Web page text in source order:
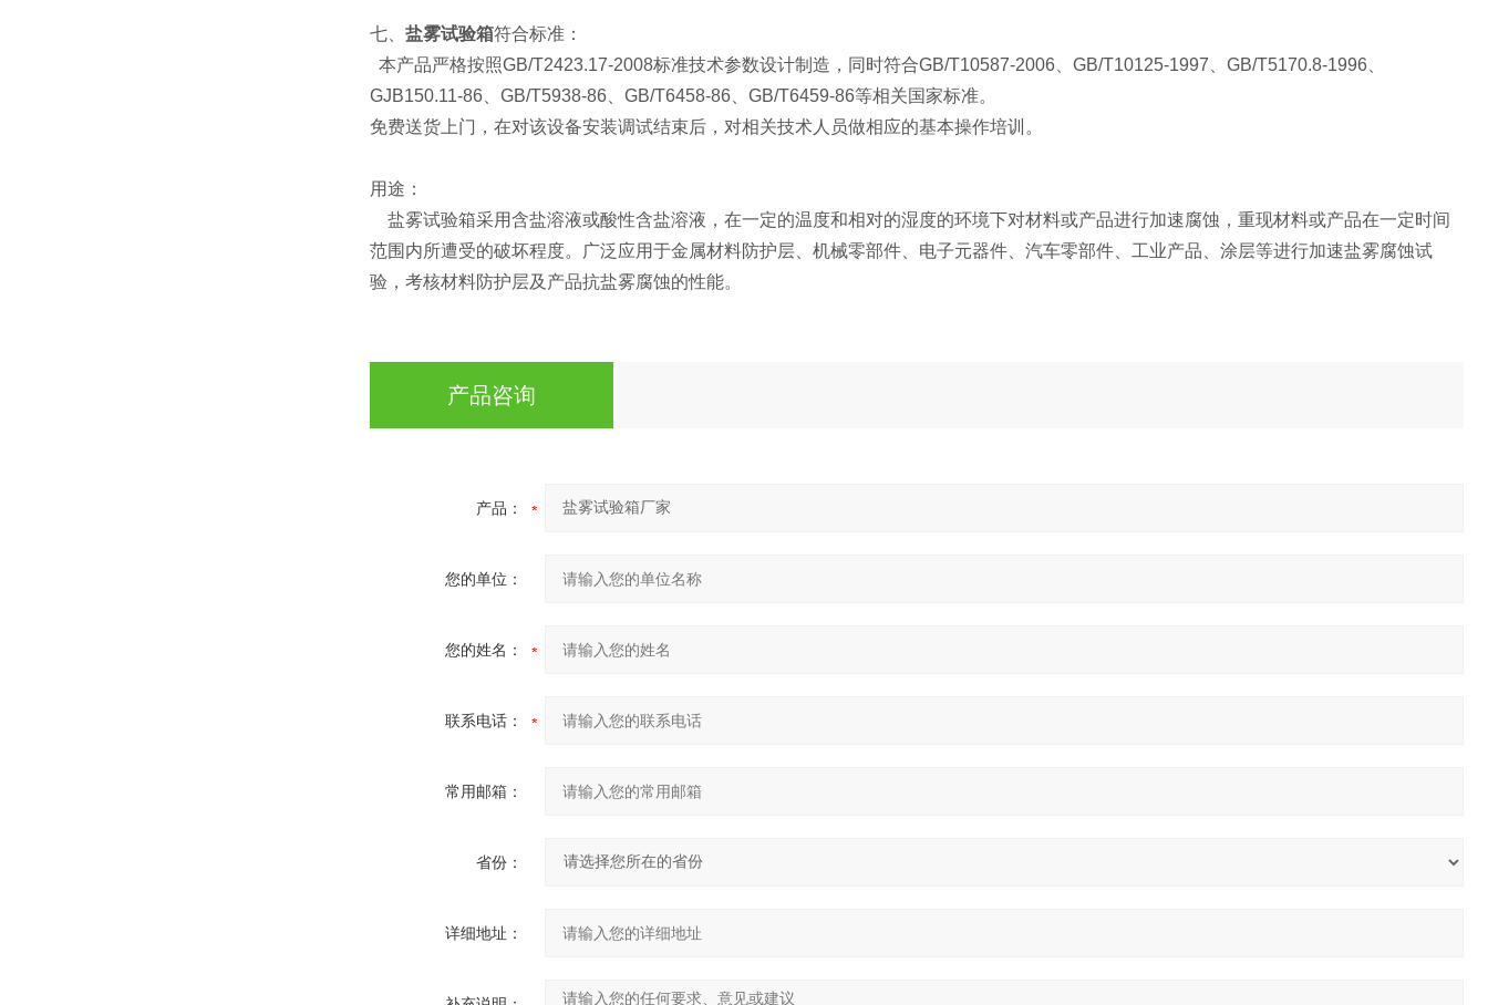
七、 盐雾试验箱符合标准：
本产品严格按照GB/T2423.17-2008标准技术参数设计制造，同时符合GB/T10587-2006、GB/T10125-1997、GB/T5170.8-1996、
GJB150.11-86、GB/T5938-86、GB/T6458-86、GB/T6459-86等相关国家标准。
免费送货上门，在对该设备安装调试结束后，对相关技术人员做相应的基本操作培训。
用途：
盐雾试验箱采用含盐溶液或酸性含盐溶液，在一定的温度和相对的湿度的环境下对材料或产品进行加速腐蚀，重现材料或产品在一定时间
范围内所遭受的破坏程度。广泛应用于金属材料防护层、机械零部件、电子元器件、汽车零部件、工业产品、涂层等进行加速盐雾腐蚀试
验，考核材料防护层及产品抗盐雾腐蚀的性能。
产品咨询
产品：
您的单位：
您的姓名：
联系电话：
常用邮箱：
省份：
详细地址：